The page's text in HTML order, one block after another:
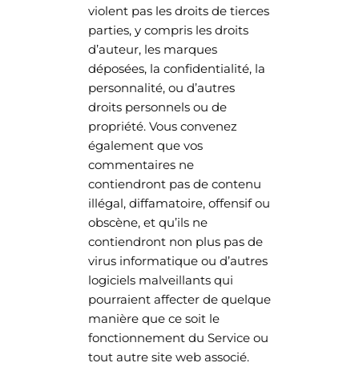
violent pas les droits de tierces
parties, y compris les droits
d’auteur, les marques
déposées, la confidentialité, la
personnalité, ou d’autres
droits personnels ou de
propriété. Vous convenez
également que vos
commentaires ne
contiendront pas de contenu
illégal, diffamatoire, offensif ou
obscène, et qu’ils ne
contiendront non plus pas de
virus informatique ou d’autres
logiciels malveillants qui
pourraient affecter de quelque
manière que ce soit le
fonctionnement du Service ou
tout autre site web associé.